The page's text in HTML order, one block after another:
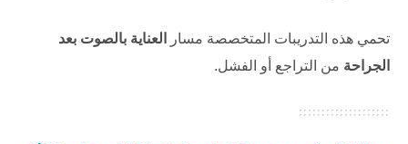
تحمي هذه التدريبات المتخصصة مسار
العناية بالصوت بعد
الجراحة من التراجع أو الفشل.